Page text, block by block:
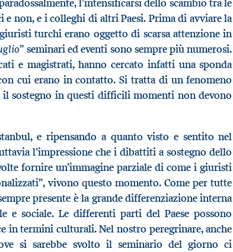
l’intensificarsi dello scambio tra le
non, e i colleghi di altri Paesi. Prima di avviare la
turchi erano oggetto di scarsa attenzione in
” seminari ed eventi sono sempre più numerosi.
e magistrati, hanno cercato infatti una sponda
cui erano in contatto. Si tratta di un fenomeno
il sostegno in questi difficili momenti non devono
e ripensando a quanto visto e sentito nel
l’impressione che i dibattiti a sostegno dello
fornire un’immagine parziale di come i giuristi
vivono questo momento. Come per tutte
presente è la grande differenziazione interna
e sociale. Le differenti parti del Paese possono
in termini culturali. Nel nostro peregrinare, anche
si sarebbe svolto il seminario del giorno ci